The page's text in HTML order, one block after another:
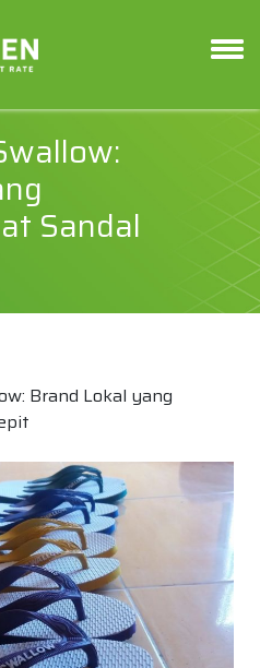
Sandal
Brand Lokal yang